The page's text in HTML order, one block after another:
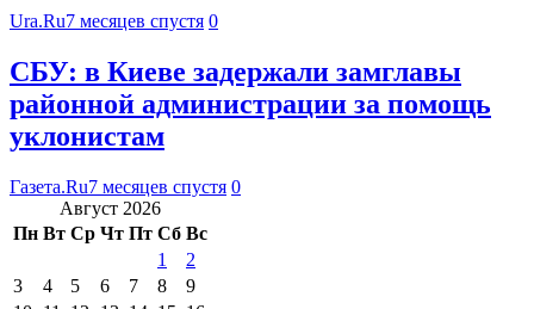
Ura.Ru7 месяцев спустя 0
СБУ: в Киеве задержали замглавы
районной администрации за помощь
уклонистам
Газета.Ru7 месяцев спустя 0
Август 2026
Пн Вт Ср Чт Пт Сб Вс
1
2
3
4 5 6 7 8
9